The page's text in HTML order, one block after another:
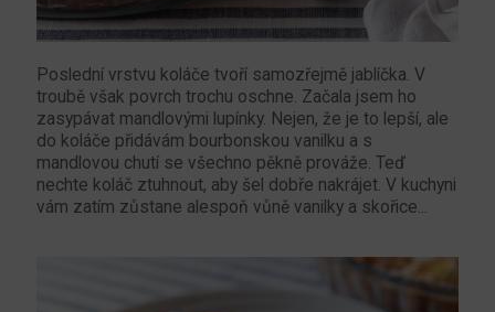
Poslední vrstvu koláče tvoří samozřejmě jablíčka. V
troubě však povrch trochu oschne. Začala jsem ho
zasypávat mandlovými lupínky. Nejen, že je to lepší, ale
do koláče přidávám bourbonskou vanilku a s
mandlovou chutí se všechno pěkně prováže. Teď
nechte koláč ztuhnout, aby šel dobře nakrájet. V kuchyni
vám zatím zůstane alespoň vůně vanilky a skořice...